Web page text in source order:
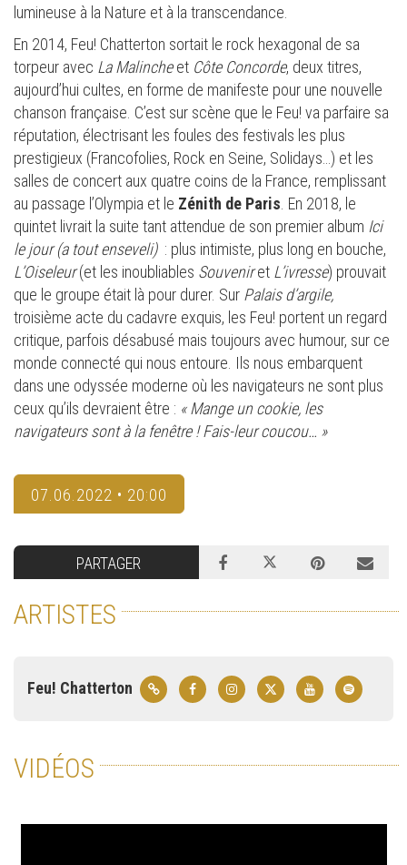
lumineuse à la Nature et à la transcendance.
En 2014, Feu! Chatterton sortait le rock hexagonal de sa
torpeur avec La Malincheet Côte Concorde, deux titres,
aujourd’hui cultes, en forme de manifeste pour une nouvelle
chanson française. C’est sur scène que le Feu! va parfaire sa
réputation, électrisant les foules des festivals les plus
prestigieux (Francofolies, Rock en Seine, Solidays…) et les
salles de concert aux quatre coins de la France, remplissant
au passage l’Olympia et le Zénith de Paris . En 2018, le
quintet livrait la suite tant attendue de son premier album Ici
le jour (a tout enseveli): plus intimiste, plus long en bouche,
L’Oiseleur(et les inoubliables Souveniret L’ivresse) prouvait
que le groupe était là pour durer. Sur Palais d’argile,
troisième acte du cadavre exquis, les Feu! portent un regard
critique, parfois désabusé mais toujours avec humour, sur ce
monde connecté qui nous entoure. Ils nous embarquent
dans une odyssée moderne où les navigateurs ne sont plus
ceux qu’ils devraient être : « Mange un cookie, les
navigateurs sont à la fenêtre ! Fais-leur coucou… »
07.06.2022 • 20:00
PARTAGER
ARTISTES
Feu! Chatterton
VIDÉOS